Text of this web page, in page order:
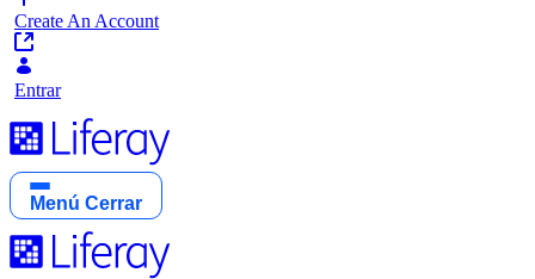
Create An Account
Entrar
Menú Cerrar